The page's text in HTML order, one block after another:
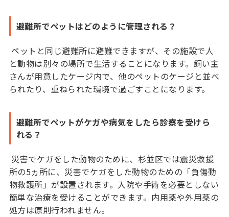
避難所でペットはどのように管理される？
ペットと同じ避難所に避難できますが、その施設で人
と動物は別々の場所で生活することになります。飼い主
さんが用意したケージ内で、他のペットのケージと並べ
られたり、重ねられた環境で過ごすことになります。
避難所でペットがケガや病気をしたら診察を受けら
れる？
災害でケガをした動物のために、杉並区では震災救援
所の5ヵ所に、災害でケガをした動物のための「負傷動
物救護所」が設置されます。入院や手術を必要としない
簡単な治療を受けることができます。内用薬や外用薬の
処方は原則行われません。